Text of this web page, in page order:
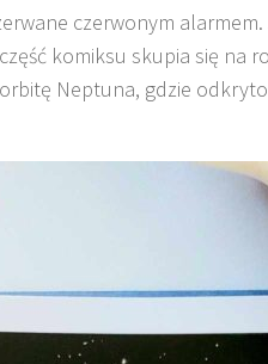
czerwonym
komiksu skupia się na
Neptuna, gdzie